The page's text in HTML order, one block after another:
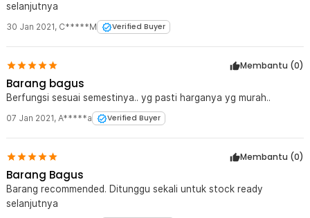
selanjutnya
30 Jan 2021, C*****M Verified Buyer
Membantu (0)
Barang bagus
Berfungsi sesuai semestinya.. yg pasti harganya yg murah..
07 Jan 2021, A*****a Verified Buyer
Membantu (0)
Barang Bagus
Barang recommended. Ditunggu sekali untuk stock ready
selanjutnya